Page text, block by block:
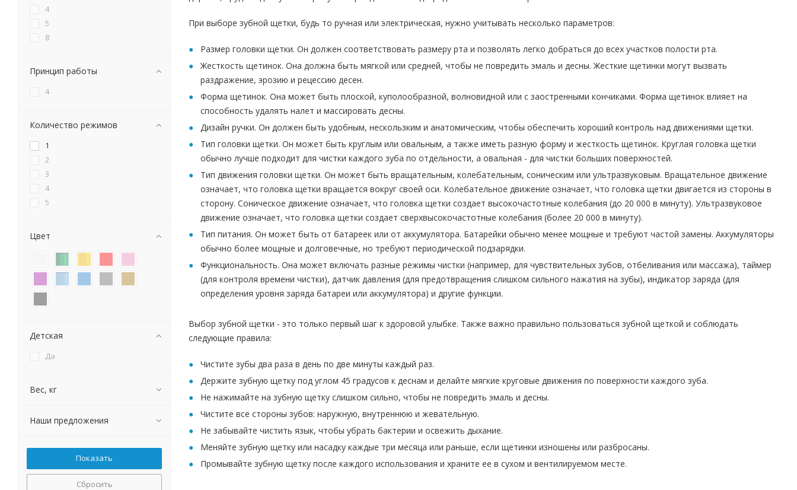
При выборе зубной щетки, будь то ручная или электрическая, нужно учитывать несколько параметров:
Размер головки щетки. Он должен соответствовать размеру рта и позволять легко добраться до всех участков полости рта.
Жесткость щетинок. Она должна быть мягкой или средней, чтобы не повредить эмаль и десны. Жесткие щетинки могут вызвать
раздражение, эрозию и рецессию десен.
Форма щетинок. Она может быть плоской, куполообразной, волновидной или с заостренными кончиками. Форма щетинок влияет на
способность удалять налет и массировать десны.
Дизайн ручки. Он должен быть удобным, нескользким и анатомическим, чтобы обеспечить хороший контроль над движениями щетки.
Тип головки щетки. Он может быть круглым или овальным, а также иметь разную форму и жесткость щетинок. Круглая головка щетки
обычно лучше подходит для чистки каждого зуба по отдельности, а овальная - для чистки больших поверхностей.
Тип движения головки щетки. Он может быть вращательным, колебательным, соническим или ультразвуковым. Вращательное движение
означает, что головка щетки вращается вокруг своей оси. Колебательное движение означает, что головка щетки двигается из стороны в
сторону. Соническое движение означает, что головка щетки создает высокочастотные колебания (до 20 000 в минуту). Ультразвуковое
движение означает, что головка щетки создает сверхвысокочастотные колебания (более 20 000 в минуту).
Тип питания. Он может быть от батареек или от аккумулятора. Батарейки обычно менее мощные и требуют частой замены. Аккумуляторы
обычно более мощные и долговечные, но требуют периодической подзарядки.
Функциональность. Она может включать разные режимы чистки (например, для чувствительных зубов, отбеливания или массажа), таймер
(для контроля времени чистки), датчик давления (для предотвращения слишком сильного нажатия на зубы), индикатор заряда (для
определения уровня заряда батареи или аккумулятора) и другие функции.
Выбор зубной щетки - это только первый шаг к здоровой улыбке. Также важно правильно пользоваться зубной щеткой и соблюдать
следующие правила:
Чистите зубы два раза в день по две минуты каждый раз.
Держите зубную щетку под углом 45 градусов к деснам и делайте мягкие круговые движения по поверхности каждого зуба.
Не нажимайте на зубную щетку слишком сильно, чтобы не повредить эмаль и десны.
Чистите все стороны зубов: наружную, внутреннюю и жевательную.
Не забывайте чистить язык, чтобы убрать бактерии и освежить дыхание.
Меняйте зубную щетку или насадку каждые три месяца или раньше, если щетинки изношены или разбросаны.
Промывайте зубную щетку после каждого использования и храните ее в сухом и вентилируемом месте.
4
5
8
Принцип работы
4
Количество режимов
1
2
3
4
5
Цвет
Детская
Да
Вес, кг
Наши предложения
Сбросить